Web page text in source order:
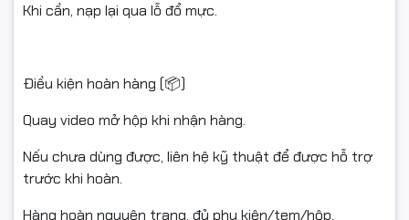
Khi cần, nạp lại qua lỗ đổ mực.
Điều kiện hoàn hàng (📦)
Quay video mở hộp khi nhận hàng.
Nếu chưa dùng được, liên hệ kỹ thuật để được hỗ trợ
trước khi hoàn.
Hàng hoàn nguyên trạng, đủ phụ kiện/tem/hộp.